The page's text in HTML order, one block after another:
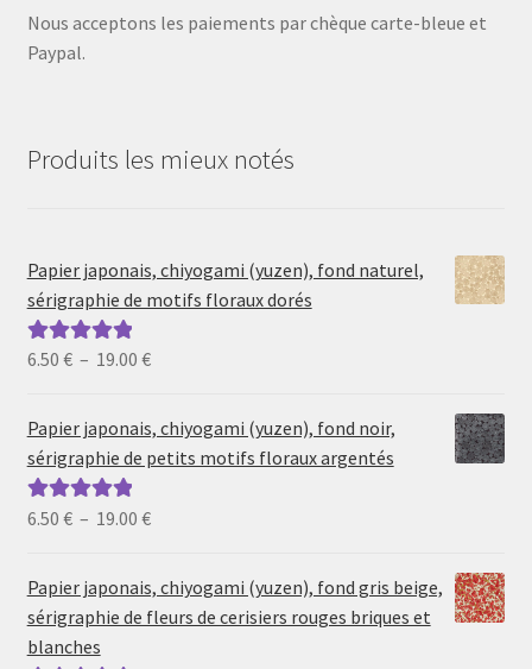
Nous acceptons les paiements par chèque carte-bleue et
Paypal.
Produits les mieux notés
Papier japonais, chiyogami (yuzen), fond naturel,
sérigraphie de motifs floraux dorés
Note5.00sur
6.50 € – 19.00 €Plage
prix :
6.50 €
19.00 €
Papier japonais, chiyogami (yuzen), fond noir,
sérigraphie de petits motifs floraux argentés
Note5.00sur
6.50 € – 19.00 €Plage
prix :
6.50 €
Papier japonais, chiyogami (yuzen), fond gris beige,
sérigraphie de fleurs de cerisiers rouges briques et
blanches